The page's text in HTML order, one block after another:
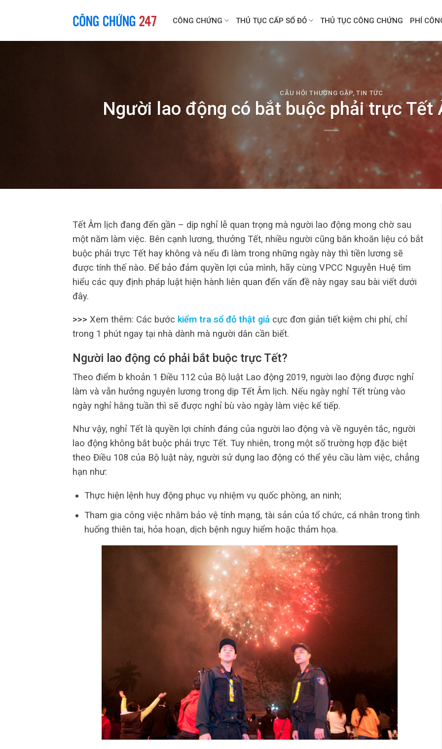
CÔNG CHỨNG THỦ TỤC CẤP SỔ ĐỎ THỦ TỤC CÔNG CHỨNG PHÍ
CÂU HỎI THƯỜNG GẶP,TIN TỨC
Người lao động có bắt buộc phải trực Tết
Tết Âm lịch đang đến gần – dịp nghỉ lễ quan trọng mà người lao động mong chờ sau
một năm làm việc. Bên cạnh lương, thưởng Tết, nhiều người cũng băn khoăn liệu có bắt
buộc phải trực Tết hay không và nếu đi làm trong những ngày này thì tiền lương sẽ
được tính thế nào. Để bảo đảm quyền lợi của mình, hãy cùng VPCC Nguyễn Huệ tìm
hiểu các quy định pháp luật hiện hành liên quan đến vấn đề này ngay sau bài viết dưới
đây.
>>> Xem thêm: Các bước kiểm tra sổ đỏ thật giả cực đơn giản tiết kiệm chi phí, chỉ
trong 1 phút ngay tại nhà dành mà người dân cần biết.
Người lao động có phải bắt buộc trực Tết?
Theo điểm b khoản 1 Điều 112 của Bộ luật Lao động 2019, người lao động được nghỉ
làm và vẫn hưởng nguyên lương trong dịp Tết Âm lịch. Nếu ngày nghỉ Tết trùng vào
ngày nghỉ hằng tuần thì sẽ được nghỉ bù vào ngày làm việc kế tiếp.
Như vậy, nghỉ Tết là quyền lợi chính đáng của người lao động và về nguyên tắc, người
lao động không bắt buộc phải trực Tết. Tuy nhiên, trong một số trường hợp đặc biệt
theo Điều 108 của Bộ luật này, người sử dụng lao động có thể yêu cầu làm việc, chẳng
hạn như:
Thực hiện lệnh huy động phục vụ nhiệm vụ quốc phòng, an ninh;
Tham gia công việc nhằm bảo vệ tính mạng, tài sản của tổ chức, cá nhân trong tình
huống thiên tai, hỏa hoạn, dịch bệnh nguy hiểm hoặc thảm họa.